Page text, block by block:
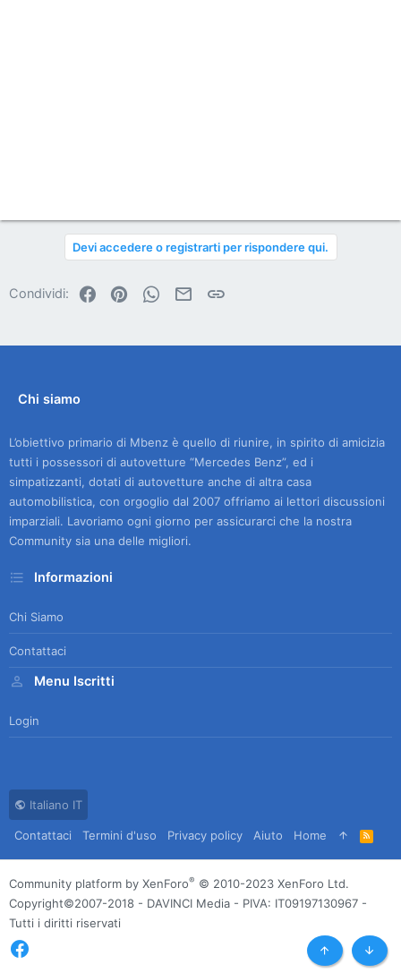
Devi accedere o registrarti per rispondere qui.
Condividi: FacebookPinterestWhatsApp
Email
Chi siamo
L’obiettivo primario di Mbenz è quello di riunire, in spirito di amicizia
tutti i possessori di autovetture “Mercedes Benz”, ed i
simpatizzanti, dotati di autovetture anche di altra casa
automobilistica, con orgoglio dal 2007 offriamo ai lettori discussioni
imparziali. Lavoriamo ogni giorno per assicurarci che la nostra
Community sia una delle migliori.
Informazioni
Chi Siamo
Contattaci
Menu Iscritti
Login
Italiano IT
Contattaci Termini d'uso Privacy policy Aiuto Home
R
S
Community platform by XenForo® © 2010-2023 XenForo Ltd.
Copyright©2007-2018 - DAVINCI Media - PIVA: IT09197130967 -
Tutti i diritti riservati
Top